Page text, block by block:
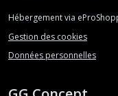
Hébergement via
Gestion des cookies
Données personnelles